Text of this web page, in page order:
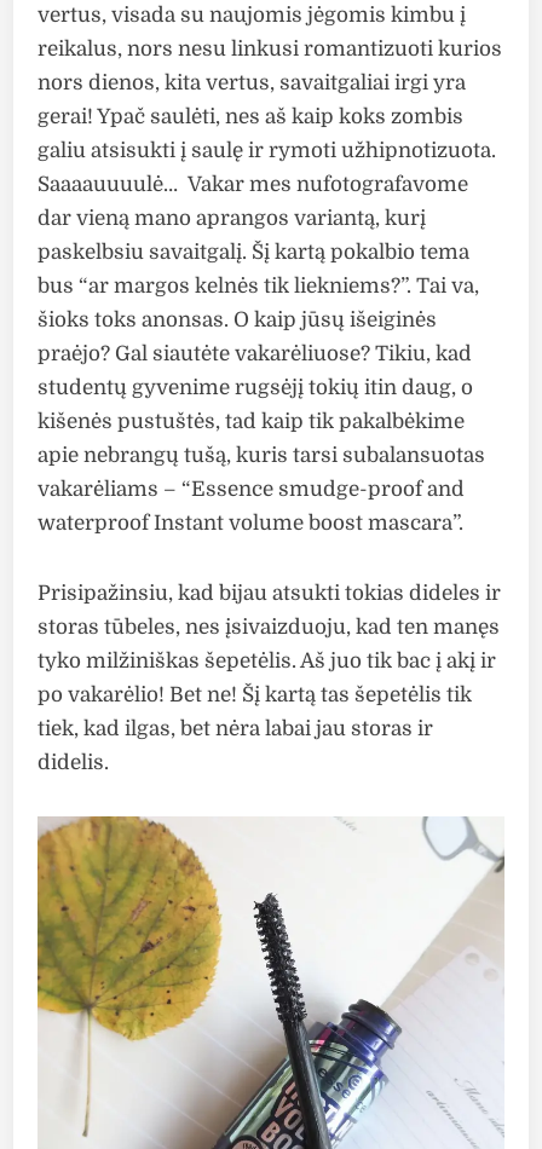
vertus, visada su naujomis jėgomis kimbu į
reikalus, nors nesu linkusi romantizuoti kurios
nors dienos, kita vertus, savaitgaliai irgi yra
gerai! Ypač saulėti, nes aš kaip koks zombis
galiu atsisukti į saulę ir rymoti užhipnotizuota.
Saaaauuuulė… Vakar mes nufotografavome
dar vieną mano aprangos variantą, kurį
paskelbsiu savaitgalį. Šį kartą pokalbio tema
bus “ar margos kelnės tik liekniems?”. Tai va,
šioks toks anonsas. O kaip jūsų išeiginės
praėjo? Gal siautėte vakarėliuose? Tikiu, kad
studentų gyvenime rugsėjį tokių itin daug, o
kišenės pustuštės, tad kaip tik pakalbėkime
apie nebrangų tušą, kuris tarsi subalansuotas
vakarėliams – “Essence smudge-proof and
waterproof Instant volume boost mascara”.
Prisipažinsiu, kad bijau atsukti tokias dideles ir
storas tūbeles, nes įsivaizduoju, kad ten manęs
tyko milžiniškas šepetėlis. Aš juo tik bac į akį ir
po vakarėlio! Bet ne! Šį kartą tas šepetėlis tik
tiek, kad ilgas, bet nėra labai jau storas ir
didelis.